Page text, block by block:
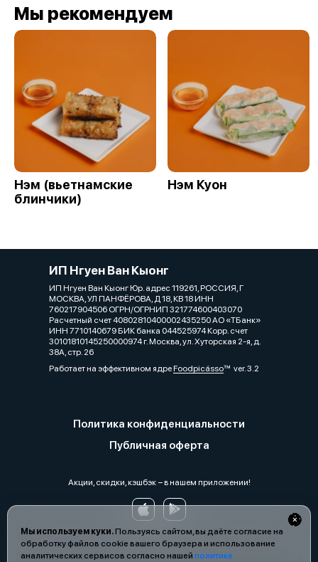
Мы используем куки.Пользуясь сайтом, вы даёте согласие на
обработку файлов cookie вашего браузера и использование
аналитических сервисов согласно нашей политике
Мы рекомендуем
Нэм (вьетнамские
блинчики)
Нэм Куон
ИП Нгуен Ван Кыонг
ИП Нгуен Ван Кыонг Юр. адрес 119261, РОССИЯ, Г
МОСКВА, УЛ ПАНФЁРОВА, Д 18, КВ 18 ИНН
760217904506 ОГРН/ОГРНИП 321774600403070
Расчетный счет 40802810400002435250 АО «ТБанк»
ИНН 7710140679 БИК банка 044525974 Корр. счет
30101810145250000974 г. Москва, ул. Хуторская 2-я, д.
38А, стр. 26
Работает на эффективном ядреFoodpicássover. 3.2
Политика конфиденциальности
Публичная оферта
Акции, скидки, кэшбэк − в нашем приложении!